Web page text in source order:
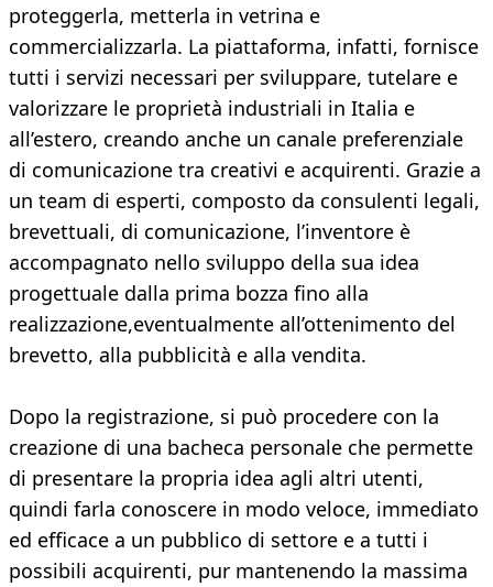
proteggerla, metterla in vetrina e
commercializzarla. La piattaforma, infatti, fornisce
tutti i servizi necessari per sviluppare, tutelare e
valorizzare le proprietà industriali in Italia e
all’estero, creando anche un canale preferenziale
di comunicazione tra creativi e acquirenti. Grazie a
un team di esperti, composto da consulenti legali,
brevettuali, di comunicazione, l’inventore è
accompagnato nello sviluppo della sua idea
progettuale dalla prima bozza fino alla
realizzazione,eventualmente all’ottenimento del
brevetto, alla pubblicità e alla vendita.
Dopo la registrazione, si può procedere con la
creazione di una bacheca personale che permette
di presentare la propria idea agli altri utenti,
quindi farla conoscere in modo veloce, immediato
ed efficace a un pubblico di settore e a tutti i
possibili acquirenti, pur mantenendo la massima